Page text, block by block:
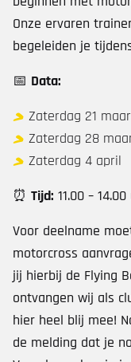
Onze ervaren
begeleiden je
📅 Data:
Zaterdag 21
Zaterdag 28
Zaterdag 4 april
⏰ Tijd: 11.00 –
Voor deelname
motorcross
jij hierbij de Flying
ontvangen wij als
hier heel blij mee!
de melding dat je